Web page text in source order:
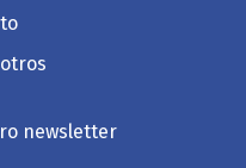
newsletter